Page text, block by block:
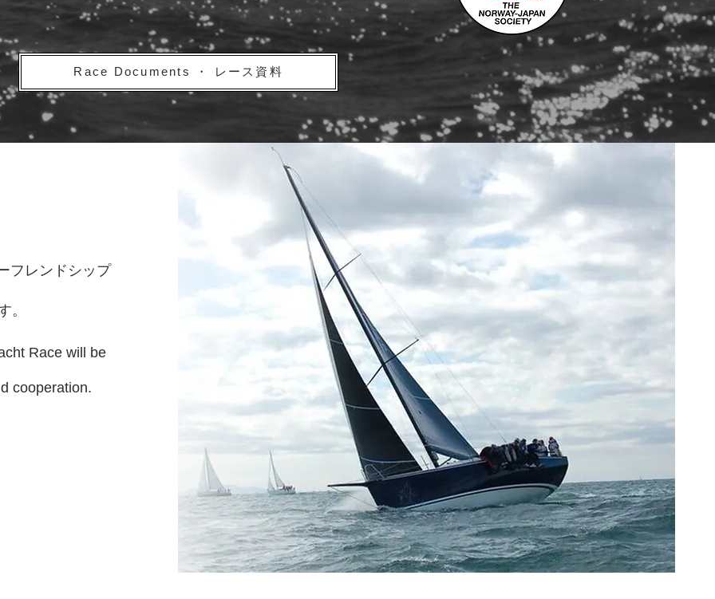
Race Documents ・ レース資料
フレンドシップ
。
Race will be
cooperation.